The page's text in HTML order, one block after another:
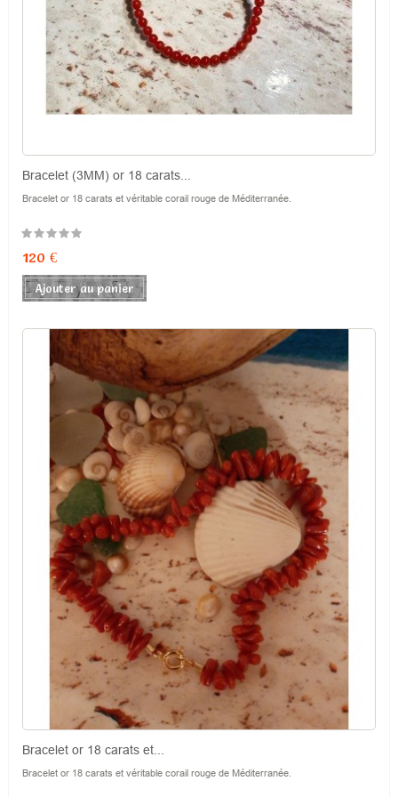
Bracelet (3MM) or 18 carats...
Bracelet or 18 carats et véritable corail rouge de Méditerranée.
Prix
120 €
Ajouter au panier
Bracelet or 18 carats et...
Bracelet or 18 carats et véritable corail rouge de Méditerranée.